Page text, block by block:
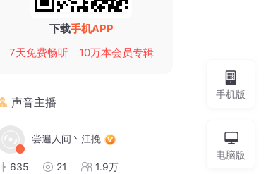
下载手机APP
7天免费畅听
10万本会员专辑
声音主播
尝遍人间丶江挽
635 21 1.9万
手机版
电脑版